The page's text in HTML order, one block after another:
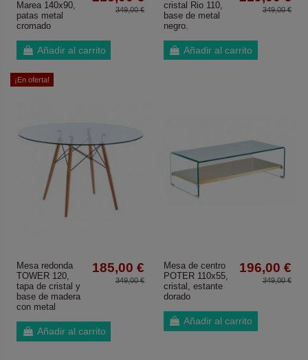
Marea 140x90,
patas metal
cromado
349,00 €
Añadir al carrito
cristal Rio 110,
base de metal
negro.
349,00 €
Añadir al carrito
¡En oferta!
Mesa redonda
TOWER 120,
tapa de cristal y
base de madera
con metal
185,00 €
349,00 €
Añadir al carrito
Mesa de centro
POTER 110x55,
cristal, estante
dorado
196,00 €
349,00 €
Añadir al carrito